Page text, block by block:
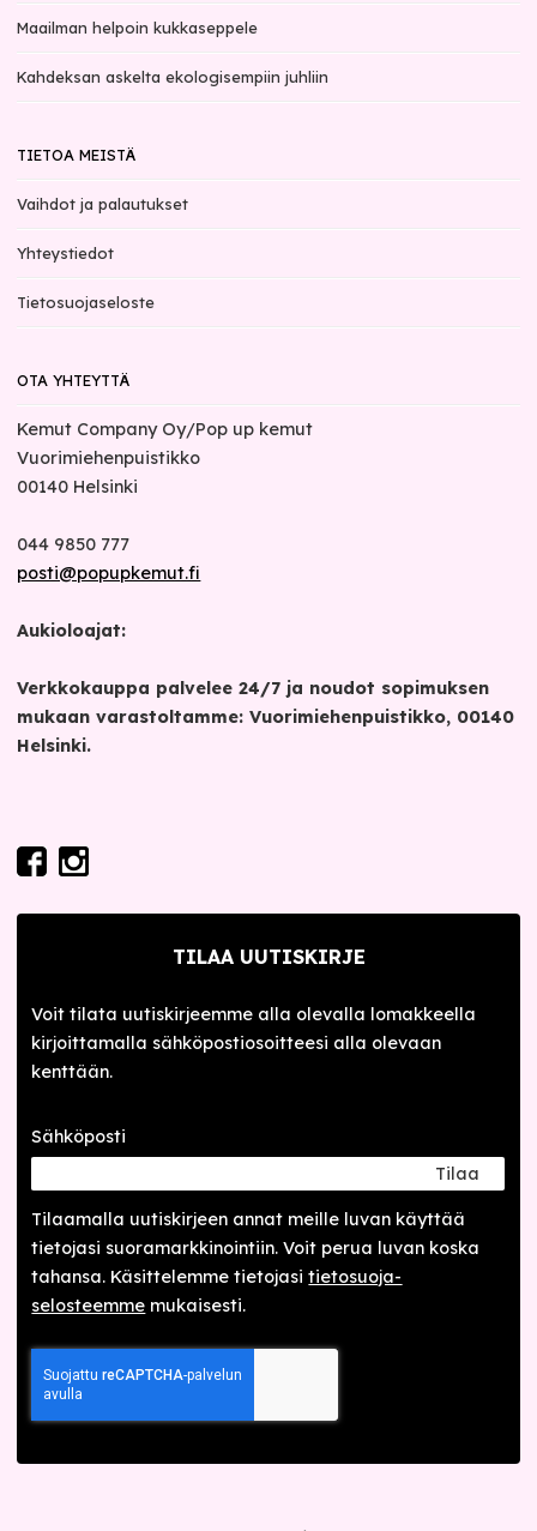
Maailman helpoin kukkaseppele
Kahdeksan askelta ekologisempiin juhliin
TIETOA MEISTÄ
Vaihdot ja palautukset
Yhteystiedot
Tietosuojaseloste
OTA YHTEYTTÄ
Kemut Company Oy/Pop up kemut
Vuorimiehenpuistikko
00140 Helsinki
044 9850 777
posti@popupkemut.fi
Aukioloajat:
Verkkokauppa palvelee 24/7 ja noudot sopimuksen
mukaan varastoltamme: Vuorimiehenpuistikko, 00140
Helsinki.
TILAA UUTISKIRJE
Voit tilata uutiskirjeemme alla olevalla lomakkeella
kirjoittamalla sähköpostiosoitteesi alla olevaan
kenttään.
Sähköposti
Tilaa
Tilaamalla uutis­kirjeen annat meille luvan käyttää
tietojasi suora­markkinointiin. Voit perua luvan koska
tahansa. Käsittelemme tietojasitieto­suoja­
selosteemme mukaisesti.